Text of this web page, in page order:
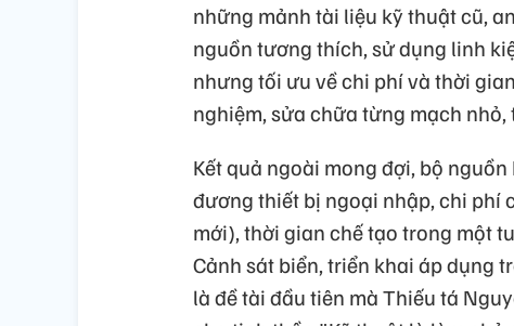
những mảnh tài liệu kỹ thuật cũ,
nguồn tương thích, sử dụng linh
nhưng tối ưu về chi phí và thời
nghiệm, sửa chữa từng mạch
Kết quả ngoài mong đợi, bộ
đương thiết bị ngoại nhập, chi phí
mới), thời gian chế tạo trong một
Cảnh sát biển, triển khai áp dụng
là đề tài đầu tiên mà Thiếu tá